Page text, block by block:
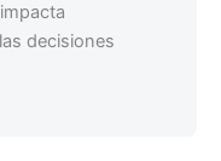
decisiones